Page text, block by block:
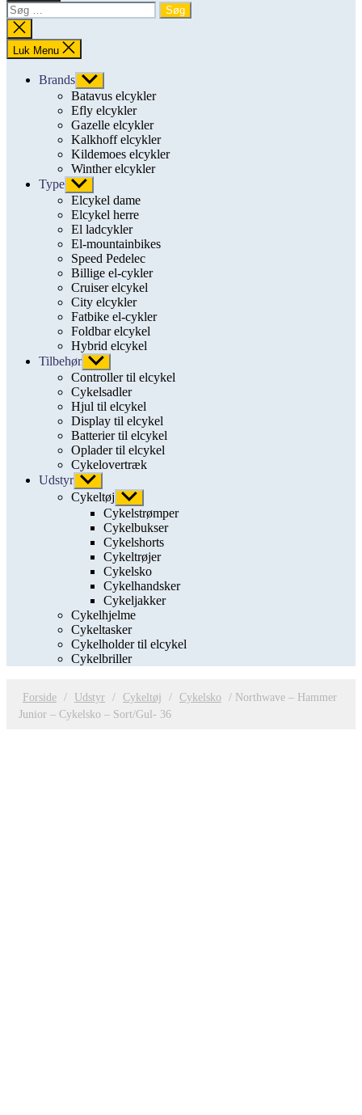
Søg
efter:
Luk
søgning
Luk Menu
Brands Vis
undermenu
Batavus elcykler
Efly elcykler
Gazelle elcykler
Kalkhoff elcykler
Kildemoes elcykler
Winther elcykler
Type Vis
undermenu
Elcykel dame
Elcykel herre
El ladcykler
El-mountainbikes
Speed Pedelec
Billige el-cykler
Cruiser elcykel
City elcykler
Fatbike el-cykler
Foldbar elcykel
Hybrid elcykel
Tilbehør Vis
undermenu
Controller til elcykel
Cykelsadler
Hjul til elcykel
Display til elcykel
Batterier til elcykel
Oplader til elcykel
Cykelovertræk
Udstyr Vis
undermenu
Cykeltøj Vis
undermenu
Cykelstrømper
Cykelbukser
Cykelshorts
Cykeltrøjer
Cykelsko
Cykelhandsker
Cykeljakker
Cykelhjelme
Cykeltasker
Cykelholder til elcykel
Cykelbriller
Forside / Udstyr / Cykeltøj / Cykelsko / Northwave – Hammer
Junior – Cykelsko – Sort/Gul- 36